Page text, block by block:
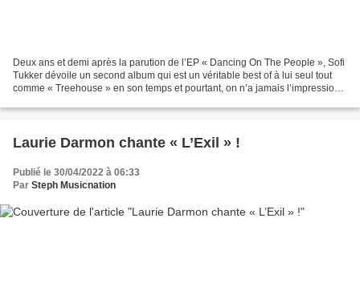
Deux ans et demi après la parution de l’EP « Dancing On The People », Sofi
Tukker dévoile un second album qui est un véritable best of à lui seul tout
comme « Treehouse » en son temps et pourtant, on n’a jamais l’impression
Laurie Darmon chante « L’Exil » !
Publié le 30/04/2022 à 06:33
Par Steph Musicnation